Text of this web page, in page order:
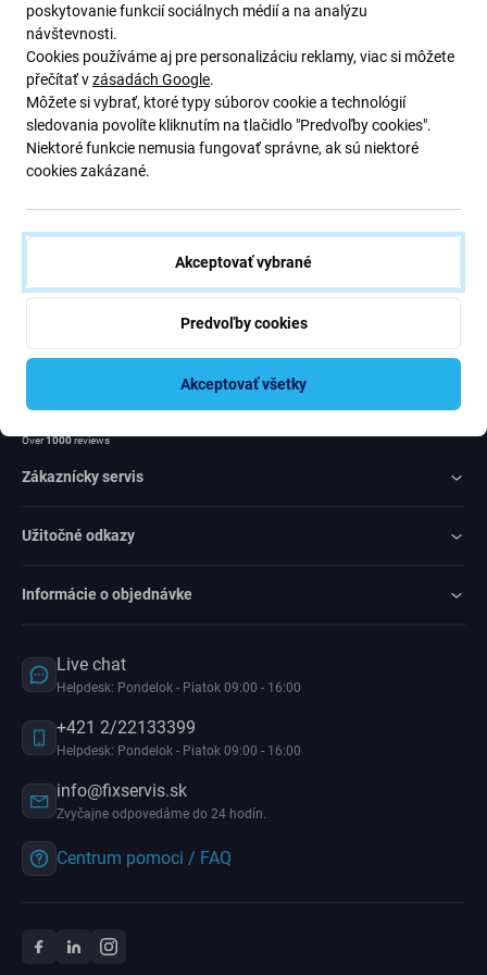
Súhlasím s odberom noviniek
iFix s.r.o. SK
DIČ: 202 371 9379
IČ DPH: SK202 371 9379
85103 Bratislava
Over1000reviews
Zákaznícky servis
Užitočné odkazy
Informácie o objednávke
Live chat
Helpdesk: Pondelok - Piatok 09:00 - 16:00
+421 2/22133399
Helpdesk: Pondelok - Piatok 09:00 - 16:00
info@fixservis.sk
Zvyčajne odpovedáme do 24 hodín.
Centrum pomoci / FAQ
poskytovanie funkcií sociálnych médií a na analýzu
návštevnosti.
Cookies používáme aj pre personalizáciu reklamy, viac si môžete
přečítať vzásadách Google.
Môžete si vybrať, ktoré typy súborov cookie a technológií
sledovania povolíte kliknutím na tlačidlo "Predvoľby cookies".
Niektoré funkcie nemusia fungovať správne, ak sú niektoré
cookies zakázané.
Akceptovať vybrané
Predvoľby cookies
Akceptovať všetky